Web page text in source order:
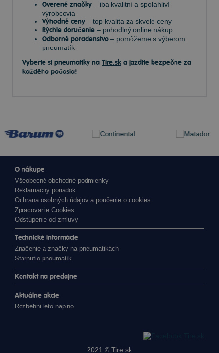
Overené značky – iba kvalitní a spoľahliví
výrobcovia
Výhodné ceny – top kvalita za skvelé ceny
Rýchle doručenie – pohodlný online nákup
Odborné poradenstvo – pomôžeme s výberom
pneumatík
Vyberte si pneumatiky na Tire.sk a jazdite bezpečne za
každého počasia!
O nákupe
Všeobecné obchodné podmienky
Reklamačný poriadok
Ochrana osobných údajov a poučenie o cookies
Zpracovanie Cookies
Odstúpenie od zmluvy
Technické informácie
Značenie a značky na pneumatikách
Starnutie pneumatík
Kontakt na predajne
Aktuálne akcie
Rozbehni leto naplno
2021 © Tire.sk